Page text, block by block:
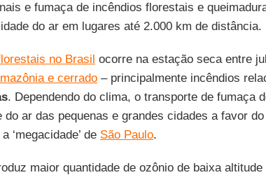
e fumaça de incêndios florestais e
do ar em lugares até 2.000 km de distância.
no Brasil ocorre na estação seca entre
e cerrado– principalmente incêndios
. Dependendo do clima, o transporte de fumaça
do ar das pequenas e grandes cidades a favor
‘megacidade’ de São Paulo.
maior quantidade de ozônio de baixa altitude